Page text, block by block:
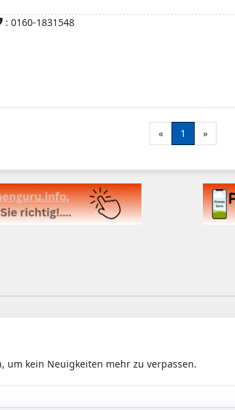
: 0160-1831548
« 1 »
um kein Neuigkeiten mehr zu verpassen.